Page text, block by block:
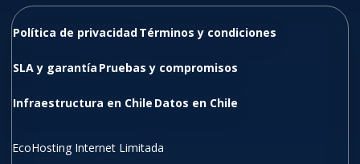
Política de privacidadTérminos y condiciones
SLA y garantía Pruebas y compromisos
Infraestructura en Chile Datos en Chile
EcoHosting Internet Limitada